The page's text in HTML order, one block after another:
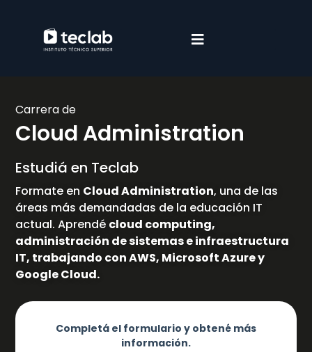
Carrera de
Cloud Administration
Estudiá en Teclab
Formate en Cloud Administration, una de las
áreas más demandadas de la educación IT
actual. Aprendé cloud computing,
administración de sistemas e infraestructura
IT, trabajando con AWS, Microsoft Azure y
Google Cloud.